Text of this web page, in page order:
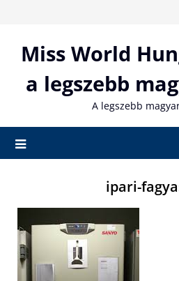
contentMiss World
a legszebb
A legszebb
ipari-